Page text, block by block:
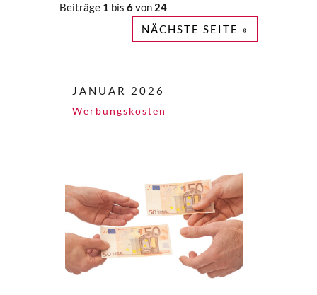
Beiträge 1 bis 6von 24
NÄCHSTE SEITE »
JANUAR 2026
Werbungskosten